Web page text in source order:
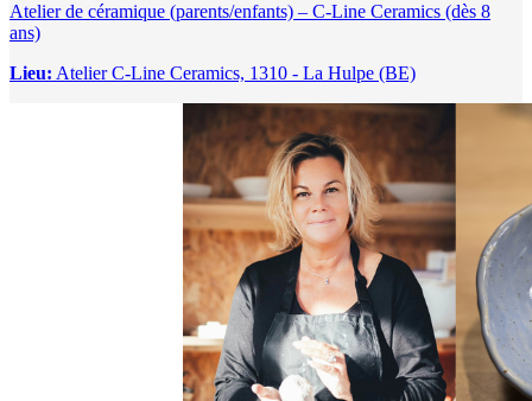
Atelier de céramique (parents/enfants) – C-Line Ceramics (dès 8
ans)
Lieu: Atelier C-Line Ceramics, 1310 - La Hulpe (BE)